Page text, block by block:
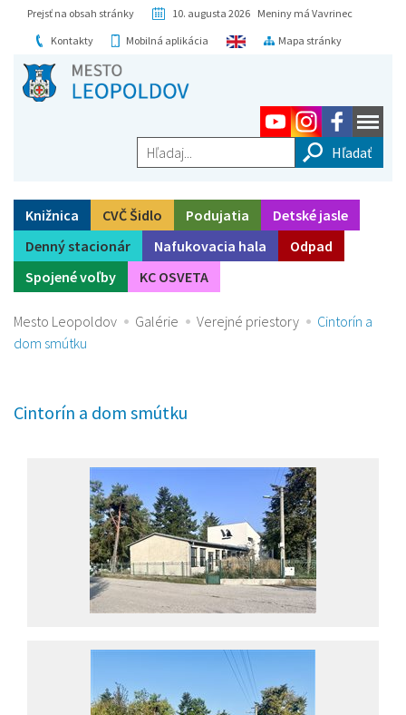
Prejsť na obsah stránky
10. augusta 2026 Meniny má Vavrinec
Kontakty
Mobilná aplikácia Mapa stránky
Hľadaj...
Knižnica CVČ Šidlo Podujatia
Detské jasle
Denný stacionár
Nafukovacia hala
Odpad
Spojené voľby
KC OSVETA
Mesto Leopoldov Galérie Verejné priestory
Cintorín a
dom smútku
Cintorín a dom smútku